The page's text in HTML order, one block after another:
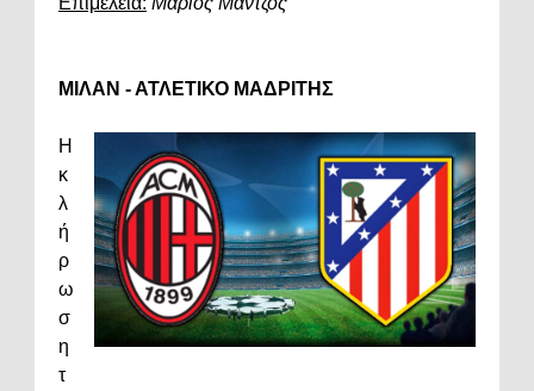
ΜΙΛΑΝ - ΑΤΛΕΤΙΚΟ ΜΑΔΡΙΤΗΣ
Η
κ
λ
ή
ρ
ω
σ
η
τ